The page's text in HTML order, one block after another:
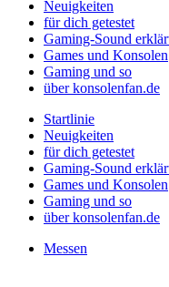
Neuigkeiten
für dich getestet
Gaming-Sound
Games und Konsolen
Gaming und so
über konsolenfan.de
Startlinie
Neuigkeiten
für dich getestet
Gaming-Sound
Games und Konsolen
Gaming und so
über konsolenfan.de
Messen